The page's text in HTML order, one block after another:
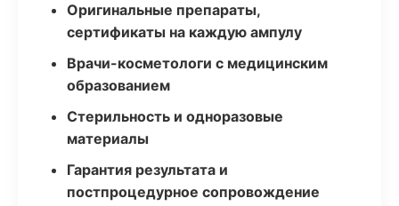
Оригинальные препараты,
сертификаты на каждую ампулу
Врачи-косметологи с медицинским
образованием
Стерильность и одноразовые
материалы
Гарантия результата и
постпроцедурное сопровождение